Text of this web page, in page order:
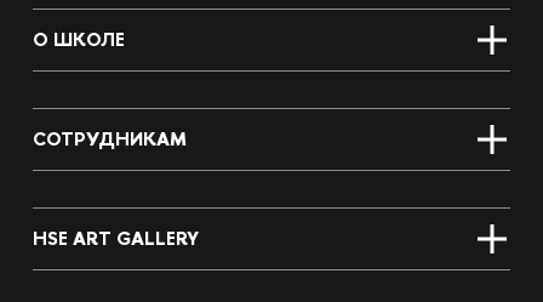
О ШКОЛЕ
СОТРУДНИКАМ
HSE ART GALLERY